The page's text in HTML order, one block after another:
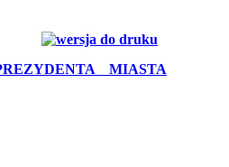
MIASTA